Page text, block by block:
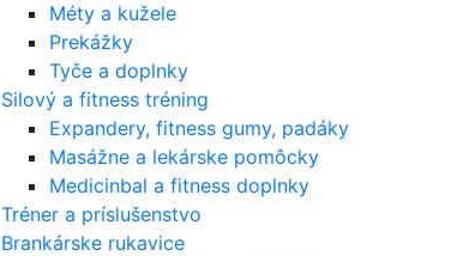
Méty a kužele
Prekážky
Tyče a doplnky
Silový a fitness tréning
Expandery, fitness gumy, padáky
Masážne a lekárske pomôcky
Medicinbal a fitness doplnky
Tréner a príslušenstvo
Brankárske rukavice